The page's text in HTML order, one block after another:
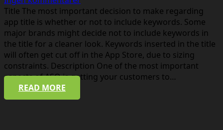
Title The most important decision to make regarding
app title is whether or not to include keywords. Some
major brands might decide not to include keywords in
the title for a cleaner look. Keywords inserted in the title
will often get cut off in the App Store, due to sizing
constraints. Description One of the most important
aspects of ASO is getting your customers to…
READ MORE